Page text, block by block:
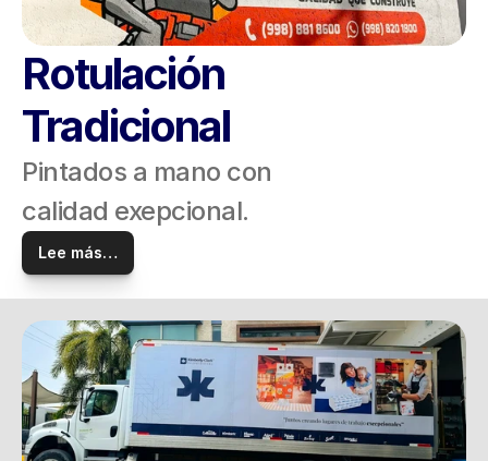
Rotulación
Tradicional
Pintados a mano con
calidad exepcional.
Lee más…